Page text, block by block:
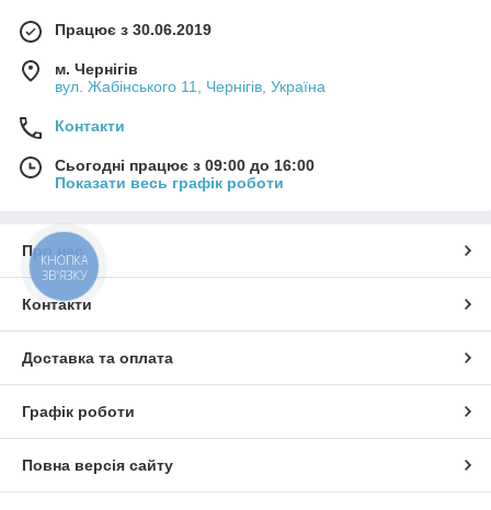
Працює з 30.06.2019
м. Чернігів
вул. Жабінського 11, Чернігів, Україна
Контакти
Сьогодні працює з 09:00 до 16:00
Показати весь графік роботи
Про нас
Контакти
Доставка та оплата
Графік роботи
Повна версія сайту
КНОПКА
ЗВ'ЯЗКУ